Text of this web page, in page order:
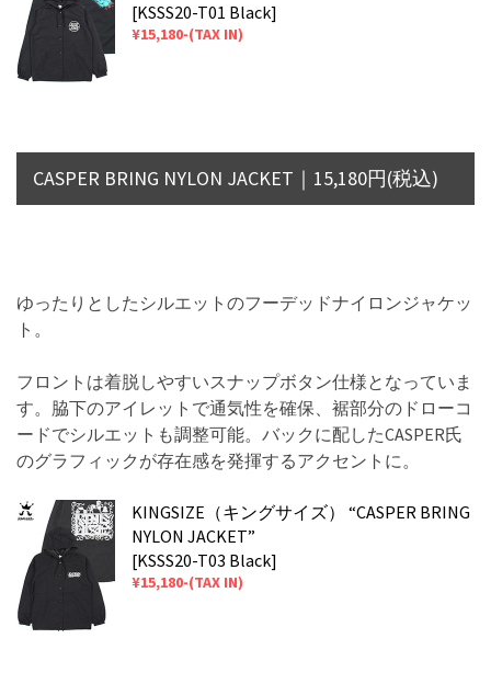
[KSSS20-T01 Black]
¥15,180-(TAX IN)
CASPER BRING NYLON JACKET｜15,180円(税込)
ゆったりとしたシルエットのフーデッドナイロンジャケッ
ト。
フロントは着脱しやすいスナップボタン仕様となっていま
す。脇下のアイレットで通気性を確保、裾部分のドローコ
ードでシルエットも調整可能。バックに配したCASPER氏
のグラフィックが存在感を発揮するアクセントに。
KINGSIZE（キングサイズ） “CASPER BRING
NYLON JACKET”
[KSSS20-T03 Black]
¥15,180-(TAX IN)